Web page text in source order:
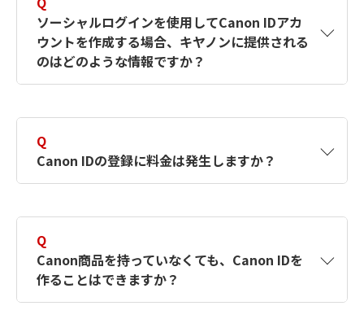
す。詳しい作成方法は【カメラ】Canon IDとは
何ですか？Canon IDの作成方法は？をご確認く
ださい。
ソーシャルログインを使用してCanon IDアカ
ウントを作成する場合、キヤノンに提供される
のはどのような情報ですか？
択したサービスから取得します。アカウントを
簡単に作成できるように、この情報を使用して
Canon IDの登録フォームを入力します。
Q
Canon IDの登録に料金は発生しますか？
Q
Canon商品を持っていなくても、Canon IDを
作ることはできますか？